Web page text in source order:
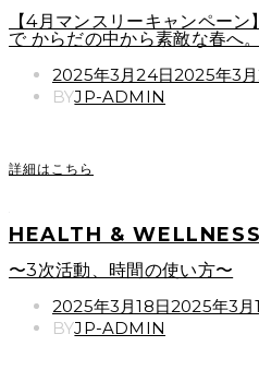
【4月マンスリーキャンペー
で からだの中から素敵な春へ。
POSTED
ON
2025年3月24日2025年3
BYJP-ADMIN
詳細はこちら
HEALTH & WELLNESS
〜3次活動、時間の使い方〜
POSTED
ON
2025年3月18日2025年3月
BYJP-ADMIN